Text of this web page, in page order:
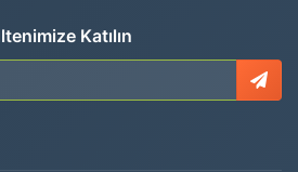
Katılın